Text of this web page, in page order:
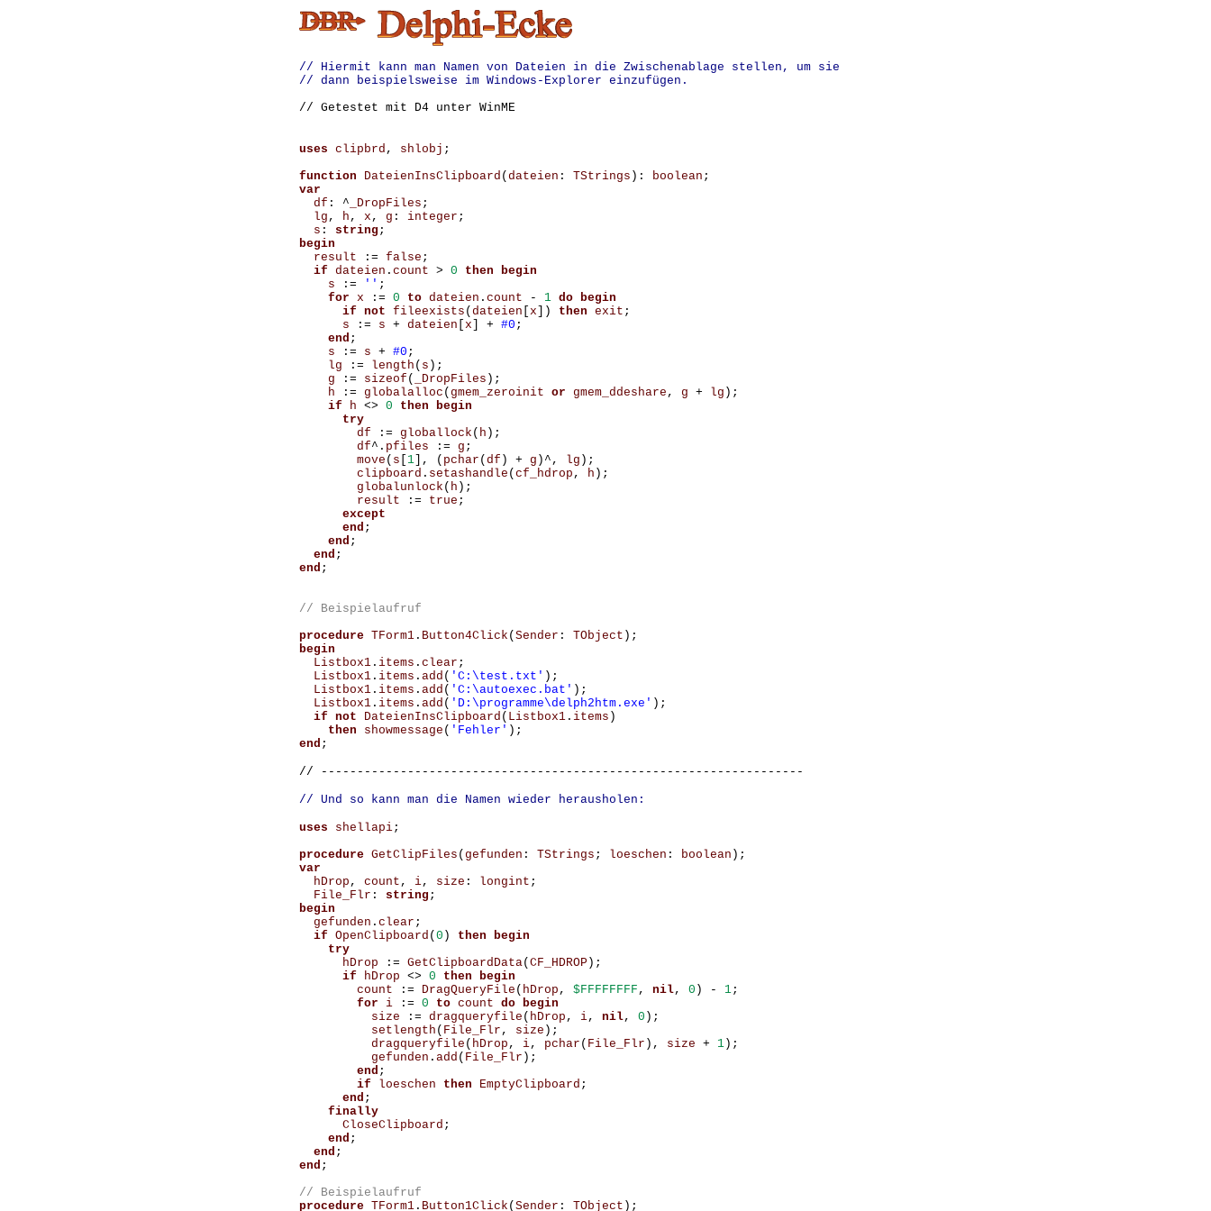
// Hiermit kann man Namen von Dateien in die Zwischenablage stellen, um sie
// dann beispielsweise im Windows-Explorer einzufügen.
// Getestet mit D4 unter WinME
uses clipbrd , shlobj ;
function
DateienInsClipboard ( dateien : TStrings ): boolean ;
var
df : ^ _DropFiles ;
lg , h , x , g : integer ;
s : string ;
begin
result
:= false ;
if dateien . count > 0 then begin
s
:= '' ;
for x := 0 to dateien . count - 1 do begin
if not fileexists ( dateien x ]) then exit ;
s
:= s + dateien x + #0 ;
end ;
s
:= s + #0 ;
lg
:= length ( s );
g
:= sizeof ( _DropFiles );
h
:= globalalloc ( gmem_zeroinit or gmem_ddeshare , g + lg );
if
h <> 0 then begin
try
df
:= globallock ( h );
df^. pfiles := g ;
move ( s 1], ( pchar ( df ) + g )^, lg );
clipboard . setashandle ( cf_hdrop , h );
globalunlock ( h );
result
:= true ;
except
end ;
end ;
end ;
end ;
procedure TForm1. Button4Click ( Sender : TObject );
begin
Listbox1. items . clear ;
Listbox1. items . add ( 'C:\test.txt' );
Listbox1. items . add ( 'C:\autoexec.bat' );
Listbox1. items . add ( 'D:\programme\delph2htm.exe' );
if not DateienInsClipboard ( Listbox1. items )
then
showmessage ( 'Fehler' );
end
// -------------------------------------------------------------------
// Und so kann man die Namen wieder herausholen:
uses shellapi;
procedure GetClipFiles ( gefunden : TStrings ; loeschen : boolean );
var
hDrop , count , i, size : longint ;
File_Flr : string ;
begin
gefunden . clear ;
if OpenClipboard ( 0 ) then begin
try
hDrop
:= GetClipboardData( CF_HDROP );
if
hDrop <> 0 then begin
count
:= DragQueryFile ( hDrop , $FFFFFFFF , nil, 0 ) - 1;
for
i := 0 to count do begin
size
:= dragqueryfile ( hDrop , i, nil, 0 );
setlength ( File_Flr , size );
dragqueryfile ( hDrop , i, pchar ( File_Flr ), size + 1);
gefunden . add ( File_Flr );
end ;
if
loeschen then EmptyClipboard ;
end ;
finally
CloseClipboard ;
end ;
end ;
end ;
procedure TForm1. Button1Click ( Sender : TObject );